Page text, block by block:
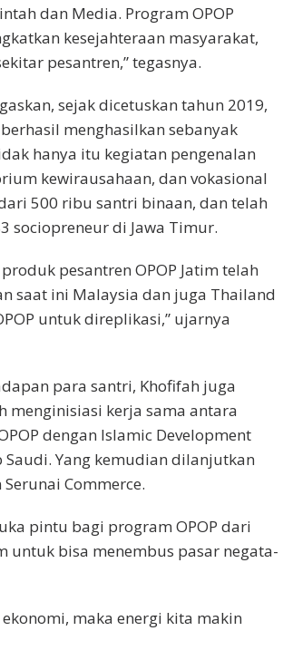
dan Media. Program OPOP
kesejahteraan masyarakat,
pesantren,” tegasnya.
sejak dicetuskan tahun 2019,
menghasilkan sebanyak
hanya itu kegiatan pengenalan
kewirausahaan, dan vokasional
500 ribu santri binaan, dan telah
sociopreneur di Jawa Timur.
pesantren OPOP Jatim telah
saat ini Malaysia dan juga Thailand
untuk direplikasi,” ujarnya
para santri, Khofifah juga
menginisiasi kerja sama antara
dengan Islamic Development
Saudi. Yang kemudian dilanjutkan
Commerce.
pintu bagi program OPOP dari
untuk bisa menembus pasar negata-
maka energi kita makin